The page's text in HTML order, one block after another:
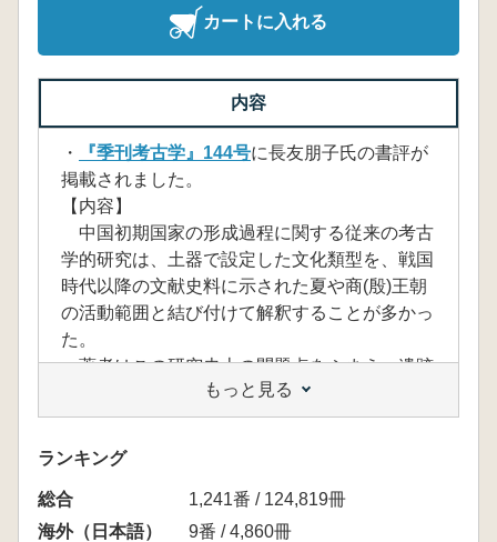
カートに入れる
内容
・ 『季刊考古学』144号に長友朋子氏の書評が
掲載されました。
【内容】
中国初期国家の形成過程に関する従来の考古
学的研究は、土器で設定した文化類型を、戦国
時代以降の文献史料に示された夏や商(殷)王朝
の活動範囲と結び付けて解釈することが多かっ
た。
著者はこの研究史上の問題点をふまえ、遺跡
ごと・地域ごとの土器系統の分析により明らか
になる複雑化した相互交流の実態にこそ初期国
家の形成過程を分析するための鍵があるとし、
数量的手法を用いた土器様式の分析を行う。
土器の法量比較や土器表面に印された縄目数
の計測は、日本考古学の手法を参考に実地の資
もっと見る
ランキング
総合
1,241番 / 124,819冊
海外（日本語）
9番 / 4,860冊